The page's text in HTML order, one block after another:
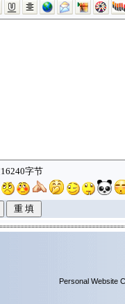
字节
Personal Website